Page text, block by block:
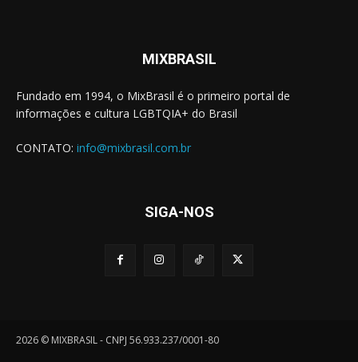
MIXBRASIL
Fundado em 1994, o MixBrasil é o primeiro portal de
informações e cultura LGBTQIA+ do Brasil
CONTATO: info@mixbrasil.com.br
SIGA-NOS
2026 © MIXBRASIL - CNPJ 56.933.237/0001-80